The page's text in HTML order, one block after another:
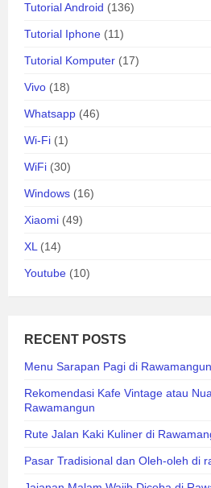
Tutorial Android (136)
Tutorial Iphone (11)
Tutorial Komputer (17)
Vivo (18)
Whatsapp (46)
Wi-Fi (1)
WiFi (30)
Windows (16)
Xiaomi (49)
XL (14)
Youtube (10)
RECENT POSTS
Menu Sarapan Pagi di Rawamangun
Rekomendasi Kafe Vintage atau
Rawamangun
Rute Jalan Kaki Kuliner di
Pasar Tradisional dan Oleh-oleh di